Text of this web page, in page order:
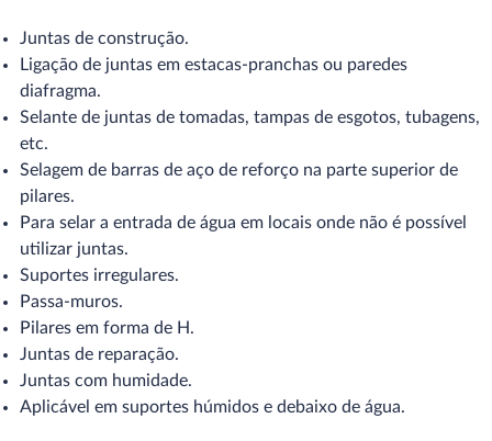
Juntas de construção.
Ligação de juntas em estacas-pranchas ou paredes
diafragma.
Selante de juntas de tomadas, tampas de esgotos, tubagens,
etc.
Selagem de barras de aço de reforço na parte superior de
pilares.
Para selar a entrada de água em locais onde não é possível
utilizar juntas.
Suportes irregulares.
Passa-muros.
Pilares em forma de H.
Juntas de reparação.
Juntas com humidade.
Aplicável em suportes húmidos e debaixo de água.